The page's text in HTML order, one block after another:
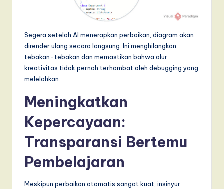
Segera setelah AI menerapkan perbaikan, diagram akan
dirender ulang secara langsung. Ini menghilangkan
tebakan-tebakan dan memastikan bahwa alur
kreativitas tidak pernah terhambat oleh debugging yang
melelahkan.
Meningkatkan
Kepercayaan:
Transparansi Bertemu
Pembelajaran
Meskipun perbaikan otomatis sangat kuat, insinyur